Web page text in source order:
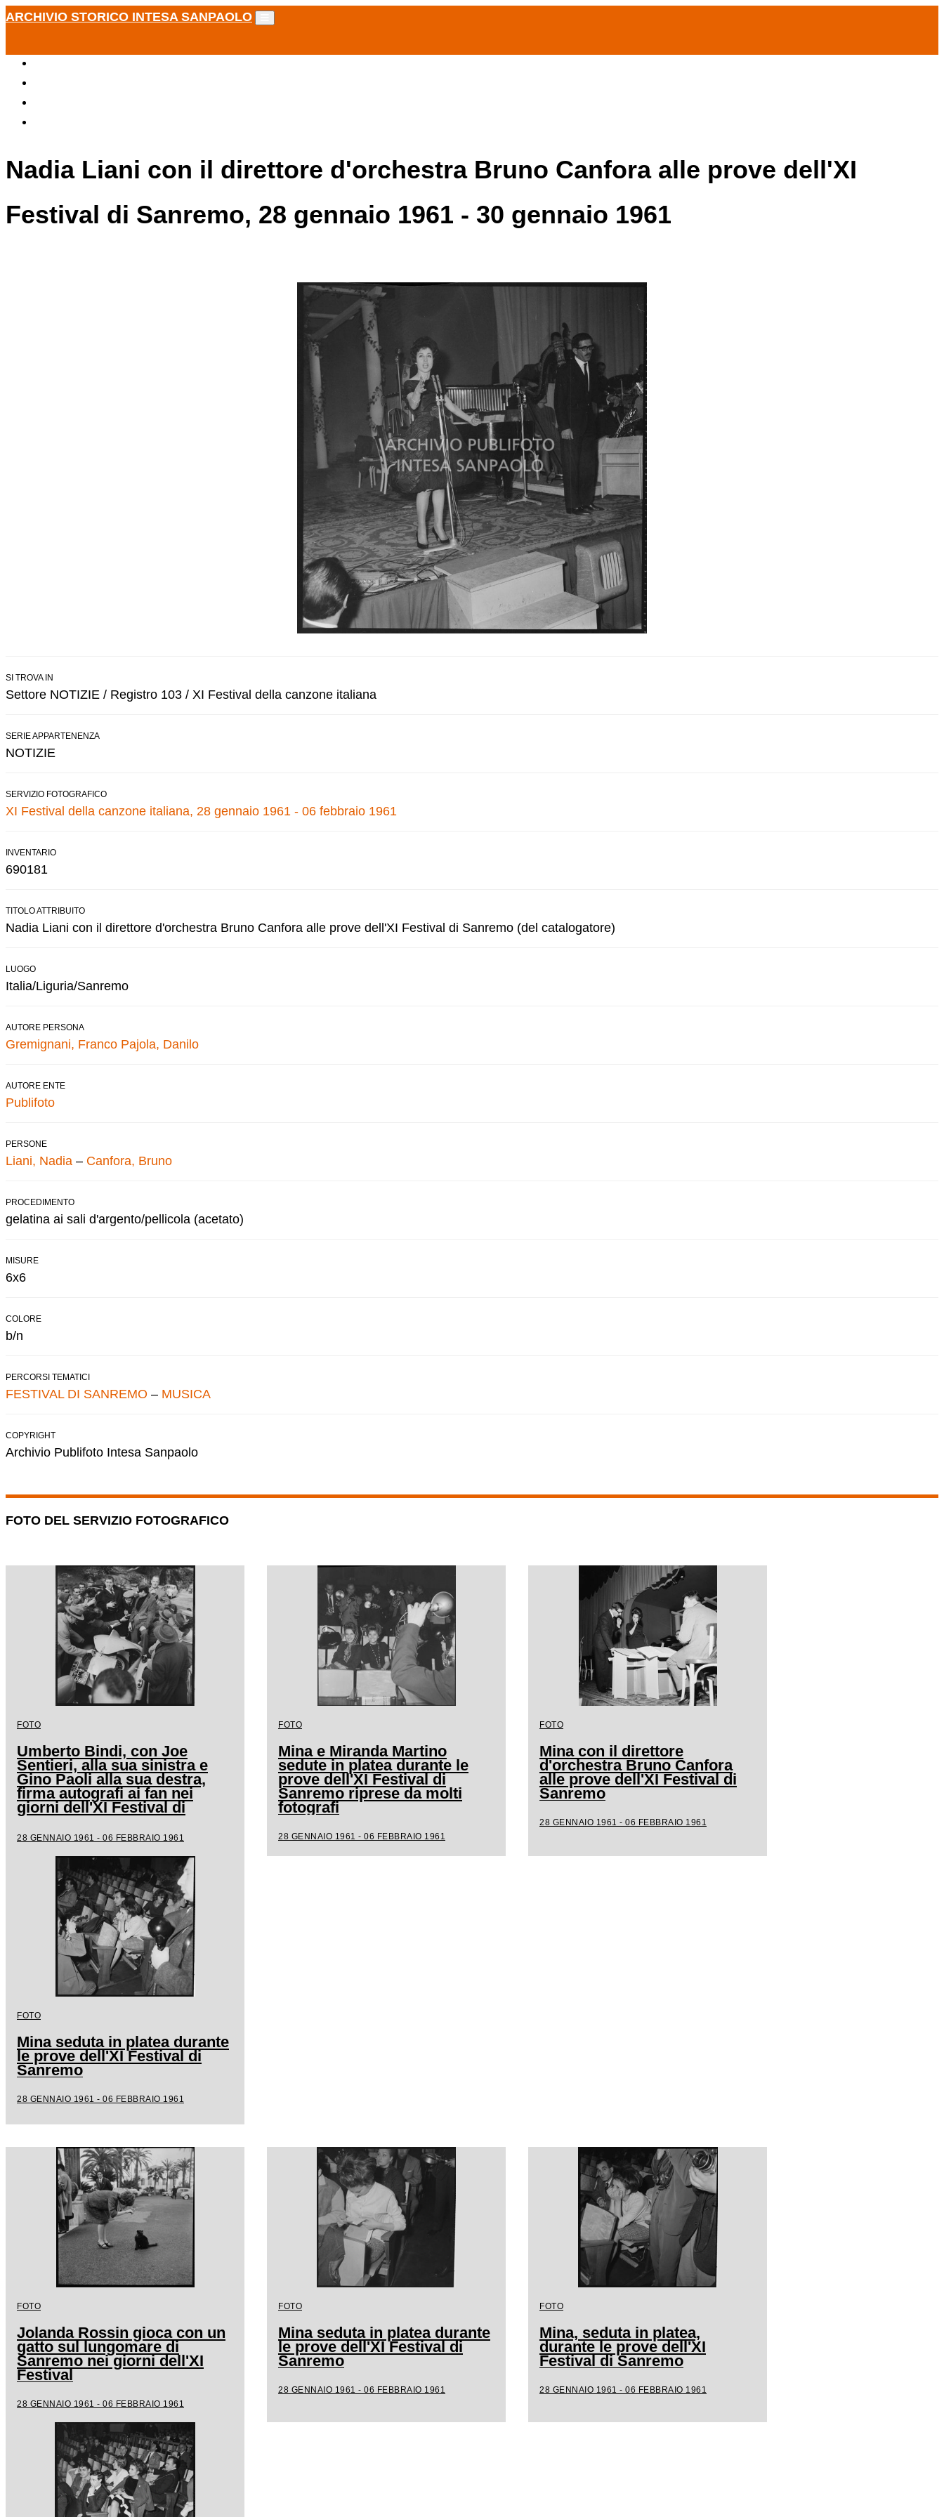
ARCHIVIO STORICO INTESA SANPAOLO
Nadia Liani con il direttore d'orchestra Bruno Canfora alle prove dell'XI
Festival di Sanremo, 28 gennaio 1961 - 30 gennaio 1961
SI TROVA IN
Settore NOTIZIE / Registro 103 / XI Festival della canzone italiana
SERIE APPARTENENZA
NOTIZIE
SERVIZIO FOTOGRAFICO
XI Festival della canzone italiana, 28 gennaio 1961 - 06 febbraio 1961
INVENTARIO
690181
TITOLO ATTRIBUITO
Nadia Liani con il direttore d'orchestra Bruno Canfora alle prove dell'XI Festival di Sanremo (del catalogatore)
LUOGO
Italia/Liguria/Sanremo
AUTORE PERSONA
Gremignani, Franco Pajola, Danilo
AUTORE ENTE
Publifoto
PERSONE
Liani, Nadia – Canfora, Bruno
PROCEDIMENTO
gelatina ai sali d'argento/pellicola (acetato)
MISURE
6x6
COLORE
b/n
PERCORSI TEMATICI
FESTIVAL DI SANREMO – MUSICA
COPYRIGHT
Archivio Publifoto Intesa Sanpaolo
FOTO DEL SERVIZIO FOTOGRAFICO
FOTO
Umberto Bindi, con Joe
Sentieri, alla sua sinistra e
Gino Paoli alla sua destra,
firma autografi ai fan nei
giorni dell'XI Festival di
Sanremo
28 GENNAIO 1961 - 06 FEBBRAIO 1961
FOTO
Mina e Miranda Martino
sedute in platea durante le
prove dell'XI Festival di
Sanremo riprese da molti
fotografi
28 GENNAIO 1961 - 06 FEBBRAIO 1961
FOTO
Mina con il direttore
d'orchestra Bruno Canfora
alle prove dell'XI Festival di
Sanremo
28 GENNAIO 1961 - 06 FEBBRAIO 1961
FOTO
Mina seduta in platea durante
le prove dell'XI Festival di
Sanremo
28 GENNAIO 1961 - 06 FEBBRAIO 1961
FOTO
Jolanda Rossin gioca con un
gatto sul lungomare di
Sanremo nei giorni dell'XI
Festival
28 GENNAIO 1961 - 06 FEBBRAIO 1961
FOTO
Mina seduta in platea durante
le prove dell'XI Festival di
Sanremo
28 GENNAIO 1961 - 06 FEBBRAIO 1961
FOTO
Mina, seduta in platea,
durante le prove dell'XI
Festival di Sanremo
28 GENNAIO 1961 - 06 FEBBRAIO 1961